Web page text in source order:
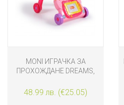
MONI ИГРАЧКА ЗА
ПРОХОЖДАНЕ DREAMS,
48.99 лв. (€25.05)